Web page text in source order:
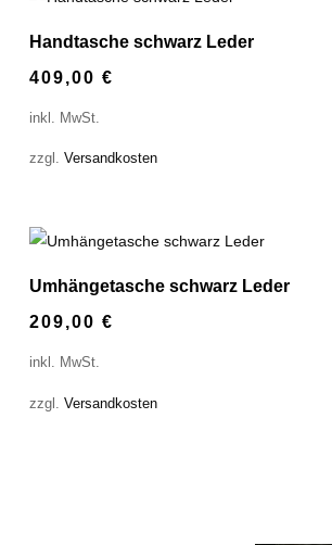
Handtasche schwarz Leder
409,00€
inkl. MwSt.
zzgl.Versandkosten
Umhängetasche schwarz Leder
209,00€
inkl. MwSt.
zzgl.Versandkosten